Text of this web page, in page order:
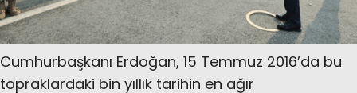
Cumhurbaşkanı Erdoğan, 15 Temmuz 2016’da bu
topraklardaki bin yıllık tarihin en ağır